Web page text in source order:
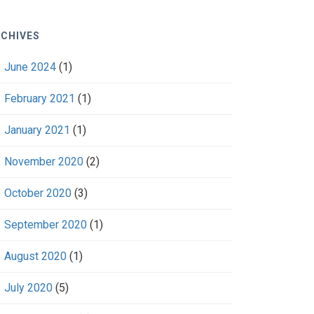
June 2024 (1)
February 2021 (1)
January 2021 (1)
November 2020 (2)
October 2020 (3)
September 2020 (1)
August 2020 (1)
July 2020 (5)